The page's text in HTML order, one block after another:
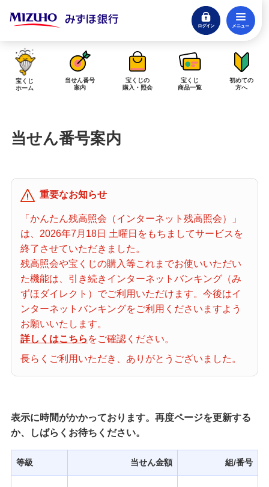
ログイン
閉じる
みずほダイレクトログイン
当せん金の受取方法について
購入した宝くじの確認方法について
「代金が引き落としされない」「購入明細に表示されない」にお答えしま
す。
宝くじホーム
当せん番号案内
宝くじの購入・照会
宝くじ商品一覧
初めての方へ
みずほ銀行店舗・ATM
宝くじ
ホーム
当せん番号
案内
宝くじの
購入・照会
宝くじ
商品一覧
初めての
方へ
当せん番号案内
重要なお知らせ
「かんたん残高照会（インターネット残高照会）」
は、2026年7月18日 土曜日をもちましてサービスを
終了させていただきました。
残高照会や宝くじの購入等これまでお使いいただい
た機能は、引き続きインターネットバンキング（み
ずほダイレクト）でご利用いただけます。今後はイ
ンターネットバンキングをご利用くださいますよう
お願いいたします。
詳しくはこちら をご確認ください。
長らくご利用いただき、ありがとうございました。
表示に時間がかかっております。再度ページを更新する
か、しばらくお待ちください。
等級 当せん金額 組/番号